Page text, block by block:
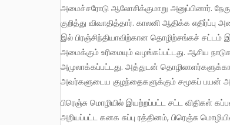
அமைச்சரோடு ஆலோசிக்குமாறு அனுப்பினார்.
குறித்து விவாதித்தார். காலனி ஆதிக்க
இல் பிரஞ்சிந்தியாவிற்கான தொழிற்சங்கச்
அமைக்கும் உரிமையும் வழங்கப்பட்டது. ஆசிய
அமுலாக்கப்பட்டது. அத்துடன்
அவர்களுடைய குழந்தைகளுக்கும் சமூகப் பயன்
பிரெஞ்சு மொழியில் இயற்றப்பட்ட சட்ட விதிகள் கப்பல் மூலமாக வரவழைக்கபட்டன. பாவேந்தர் பாரதி தாசனாக பிற்காலத்தில்
அறியப்பட்ட கனக சுப்பு ரத்தினம், பிரெஞ்சு